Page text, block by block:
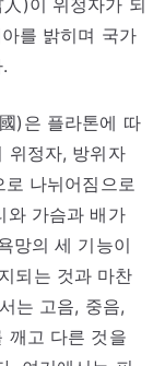
)이 위정자가 되
를 밝히며 국가
)은 플라톤에 따
위정자, 방위자
나뉘어짐으로
와 가슴과 배가
망의 세 기능이
되는 것과 마찬
는 고음, 중음,
깨고 다른 것을